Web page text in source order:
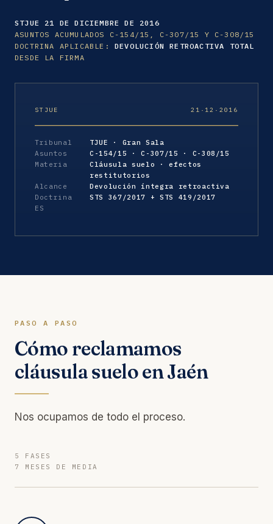
STJUE 21 DE DICIEMBRE DE 2016
ASUNTOS ACUMULADOS C-154/15, C-307/15 Y C-308/15
DOCTRINA APLICABLE: DEVOLUCIÓN RETROACTIVA TOTAL
DESDE LA FIRMA
STJUE 21·12·2016
Tribunal
TJUE · Gran Sala
Asuntos
C-154/15 · C-307/15 · C-308/15
Materia
Cláusula suelo · efectos
restitutorios
Alcance
Devolución íntegra retroactiva
Doctrina
ES
STS 367/2017 + STS 419/2017
PASO A PASO
Cómo reclamamos
cláusula suelo en Jaén
Nos ocupamos de todo el proceso.
5 FASES
7 MESES DE MEDIA